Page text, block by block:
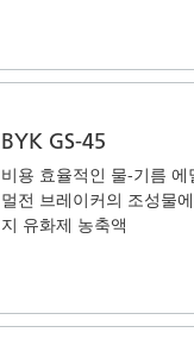
BYK GS-45
비용 효율적인 물-기름 에
멀전 브레이커의 조성물
지 유화제 농축액